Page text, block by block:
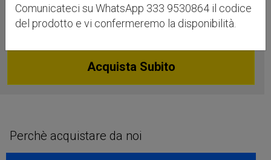
Aggiungi al Carrello
Acquista Subito
Perchè acquistare da noi
Comunicateci su WhatsApp 333 9530864 il codice
del prodotto e vi confermeremo la disponibilità.